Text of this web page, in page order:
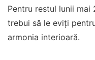
Pentru restul lunii
trebui să le eviți
armonia interioară.